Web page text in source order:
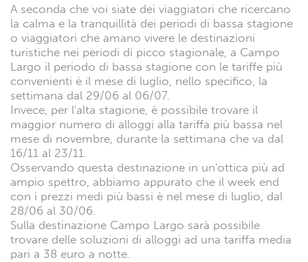
A seconda che voi siate dei viaggiatori che ricercano
la calma e la tranquillità dei periodi di bassa stagione
o viaggiatori che amano vivere le destinazioni
turistiche nei periodi di picco stagionale, a Campo
Largo il periodo di bassa stagione con le tariffe più
convenienti è il mese di luglio, nello specifico, la
settimana dal 29/06 al 06/07.
Invece, per l'alta stagione, è possibile trovare il
maggior numero di alloggi alla tariffa più bassa nel
mese di novembre, durante la settimana che va dal
16/11 al 23/11.
Osservando questa destinazione in un'ottica più ad
ampio spettro, abbiamo appurato che il week end
con i prezzi medi più bassi è nel mese di luglio, dal
28/06 al 30/06.
Sulla destinazione Campo Largo sarà possibile
trovare delle soluzioni di alloggi ad una tariffa media
pari a 38 euro a notte.